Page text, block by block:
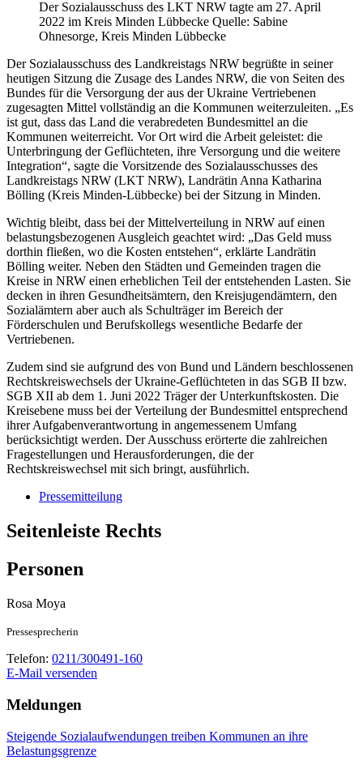
Der Sozialausschuss des LKT NRW tagte am 27. April
2022 im Kreis Minden Lübbecke Quelle: Sabine
Ohnesorge, Kreis Minden Lübbecke
Der Sozialausschuss des Landkreistags NRW begrüßte in seiner
heutigen Sitzung die Zusage des Landes NRW, die von Seiten des
Bundes für die Versorgung der aus der Ukraine Vertriebenen
zugesagten Mittel vollständig an die Kommunen weiterzuleiten. „Es
ist gut, dass das Land die verabredeten Bundesmittel an die
Kommunen weiterreicht. Vor Ort wird die Arbeit geleistet: die
Unterbringung der Geflüchteten, ihre Versorgung und die weitere
Integration“, sagte die Vorsitzende des Sozialausschusses des
Landkreistags NRW (LKT NRW), Landrätin Anna Katharina
Bölling (Kreis Minden-Lübbecke) bei der Sitzung in Minden.
Wichtig bleibt, dass bei der Mittelverteilung in NRW auf einen
belastungsbezogenen Ausgleich geachtet wird: „Das Geld muss
dorthin fließen, wo die Kosten entstehen“, erklärte Landrätin
Bölling weiter. Neben den Städten und Gemeinden tragen die
Kreise in NRW einen erheblichen Teil der entstehenden Lasten. Sie
decken in ihren Gesundheitsämtern, den Kreisjugendämtern, den
Sozialämtern aber auch als Schulträger im Bereich der
Förderschulen und Berufskollegs wesentliche Bedarfe der
Vertriebenen.
Zudem sind sie aufgrund des von Bund und Ländern beschlossenen
Rechtskreiswechsels der Ukraine-Geflüchteten in das SGB II bzw.
SGB XII ab dem 1. Juni 2022 Träger der Unterkunftskosten. Die
Kreisebene muss bei der Verteilung der Bundesmittel entsprechend
ihrer Aufgabenverantwortung in angemessenem Umfang
berücksichtigt werden. Der Ausschuss erörterte die zahlreichen
Fragestellungen und Herausforderungen, die der
Rechtskreiswechsel mit sich bringt, ausführlich.
Pressemitteilung
Seitenleiste Rechts
Personen
Rosa Moya
Pressesprecherin
Telefon: 0211/300491-160
E-Mail versenden
Meldungen
Steigende Sozialaufwendungen treiben Kommunen an ihre
Belastungsgrenze